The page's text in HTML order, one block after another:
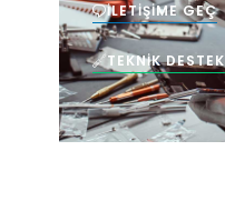
İLETIŞIME GEÇ
TEKNIK DESTEK